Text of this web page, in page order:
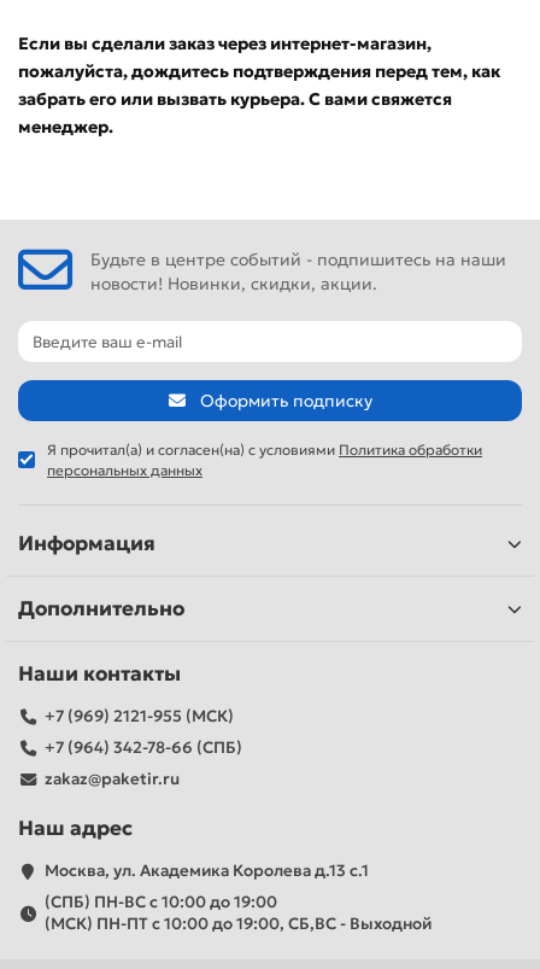
Если вы сделали заказ через интернет-магазин,
пожалуйста, дождитесь подтверждения перед тем, как
забрать его или вызвать курьера. С вами свяжется
менеджер.
Будьте в центре событий - подпишитесь на наши
новости! Новинки, скидки, акции.
Оформить подписку
Я прочитал(а) и согласен(на) с условиями Политика обработки
персональных данных
Информация
Дополнительно
Наши контакты
+7 (969) 2121-955 (МСК)
+7 (964) 342-78-66 (СПБ)
zakaz@paketir.ru
Наш адрес
Москва, ул. Академика Королева д.13 с.1
(СПБ) ПН-ВС с 10:00 до 19:00
(МСК) ПН-ПТ с 10:00 до 19:00, СБ,ВС - Выходной